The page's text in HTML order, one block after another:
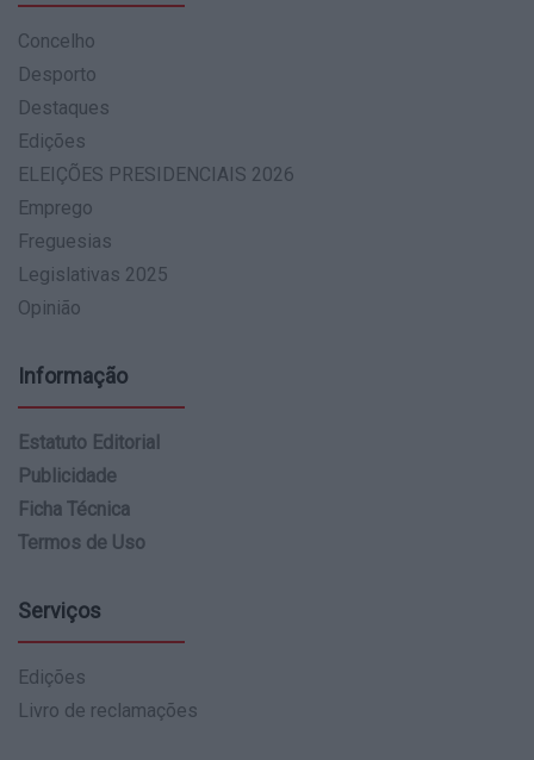
Concelho
Desporto
Destaques
Edições
ELEIÇÕES PRESIDENCIAIS 2026
Emprego
Freguesias
Legislativas 2025
Opinião
Informação
Estatuto Editorial
Publicidade
Ficha Técnica
Termos de Uso
Serviços
Edições
Livro de reclamações